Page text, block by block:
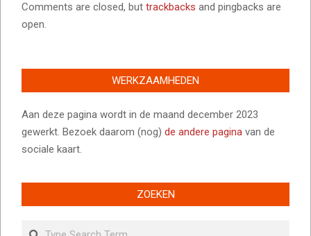
Comments are closed, but trackbacks and pingbacks are
open.
WERKZAAMHEDEN
Aan deze pagina wordt in de maand december 2023
gewerkt. Bezoek daarom (nog) de andere pagina van de
sociale kaart.
ZOEKEN
Search